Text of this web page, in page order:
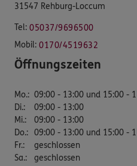
31547 Rehburg-Loccum
Tel: 05037/9696500
Mobil: 0170/4519632
Öffnungszeiten
Mo.: 09:00 - 13:00 und 15:00 -
Di.:
09:00 - 13:00
Mi.:
09:00 - 13:00
Do.: 09:00 - 13:00 und 15:00 -
Fr.:
geschlossen
Sa.: geschlossen